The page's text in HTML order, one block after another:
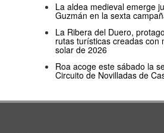
La aldea medieval emerge
Guzmán en la sexta
La Ribera del Duero,
rutas turísticas creadas con
solar de 2026
Roa acoge este sábado la
Circuito de Novilladas de